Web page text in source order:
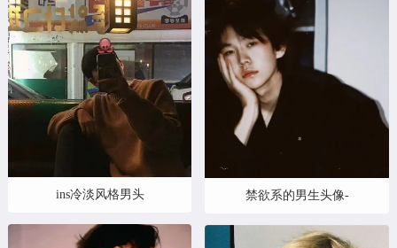
ins冷淡风格男头 禁欲系的男生头像-